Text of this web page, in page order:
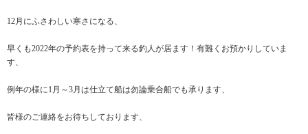
12月にふさわしい寒さになる、
早くも2022年の予約表を持って来る釣人が居ます！有難くお預かりしていま
す、
例年の様に1月～3月は仕立て船は勿論乗合船でも承ります、
皆様のご連絡をお待ちしております、